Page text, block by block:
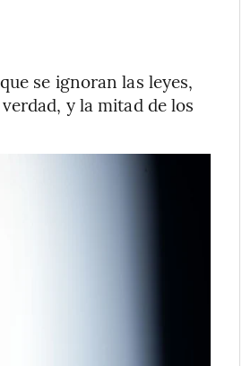
se ignoran las leyes,
y la mitad de los